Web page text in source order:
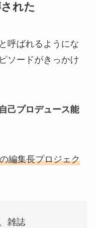
れた
呼ばれるようにな
ソードがきっかけ
己プロデュース能
編集長プロジェク
雑誌